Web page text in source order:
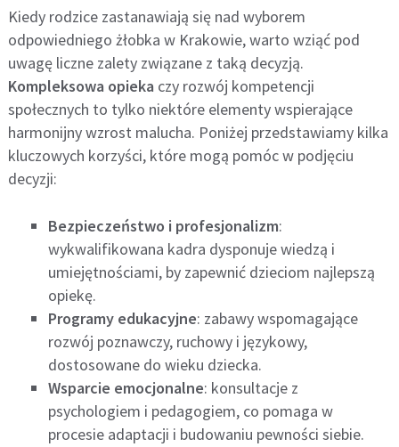
Kiedy rodzice zastanawiają się nad wyborem
odpowiedniego żłobka w Krakowie, warto wziąć pod
uwagę liczne zalety związane z taką decyzją.
Kompleksowa opieka czy rozwój kompetencji
społecznych to tylko niektóre elementy wspierające
harmonijny wzrost malucha. Poniżej przedstawiamy kilka
kluczowych korzyści, które mogą pomóc w podjęciu
decyzji:
Bezpieczeństwo i profesjonalizm:
wykwalifikowana kadra dysponuje wiedzą i
umiejętnościami, by zapewnić dzieciom najlepszą
opiekę.
Programy edukacyjne: zabawy wspomagające
rozwój poznawczy, ruchowy i językowy,
dostosowane do wieku dziecka.
Wsparcie emocjonalne: konsultacje z
psychologiem i pedagogiem, co pomaga w
procesie adaptacji i budowaniu pewności siebie.